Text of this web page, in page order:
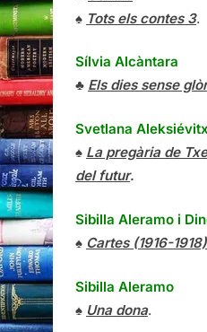
♠ Tots els contes 3.
Sílvia Alcàntara
♣ Els dies sense
Svetlana Aleksiévitx
♠ La pregària de
del futur.
Sibilla Aleramo i
♠ Cartes (1916-1918)
Sibilla Aleramo
♠ Una dona.